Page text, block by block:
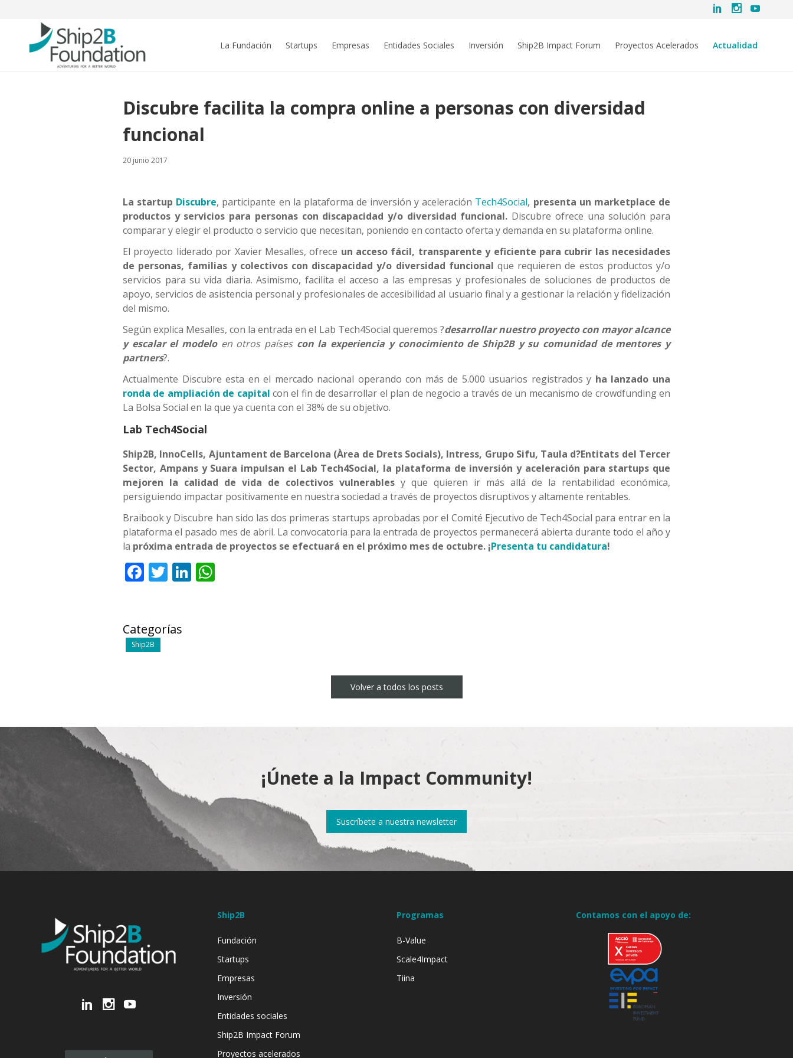
La Fundación Startups Empresas Entidades Sociales Inversión Ship2B Impact Forum Proyectos Acelerados Actualidad
Discubre facilita la compra online a personas con diversidad
funcional
20 junio 2017
La startup Discubre, participante en la plataforma de inversión y aceleración Tech4Social, presenta un marketplace de
productos y servicios para personas con discapacidad y/o diversidad funcional. Discubre ofrece una solución para
comparar y elegir el producto o servicio que necesitan, poniendo en contacto oferta y demanda en su plataforma online.
El proyecto liderado por Xavier Mesalles, ofrece un acceso fácil, transparente y eficiente para cubrir las necesidades
de personas, familias y colectivos con discapacidad y/o diversidad funcional que requieren de estos productos y/o
servicios para su vida diaria. Asimismo, facilita el acceso a las empresas y profesionales de soluciones de productos de
apoyo, servicios de asistencia personal y profesionales de accesibilidad al usuario final y a gestionar la relación y fidelización
del mismo.
Según explica Mesalles, con la entrada en el Lab Tech4Social queremos ?desarrollar nuestro proyecto con mayor alcance
y escalar el modeloen otros países con la experiencia y conocimiento de Ship2B y su comunidad de mentores y
partners?.
Actualmente Discubre esta en el mercado nacional operando con más de 5.000 usuarios registrados y ha lanzado una
ronda de ampliación de capital con el fin de desarrollar el plan de negocio a través de un mecanismo de crowdfunding en
La Bolsa Social en la que ya cuenta con el 38% de su objetivo.
Lab Tech4Social
Ship2B, InnoCells, Ajuntament de Barcelona (Àrea de Drets Socials), Intress, Grupo Sifu, Taula d?Entitats del Tercer
Sector, Ampans y Suara impulsan el Lab Tech4Social, la plataforma de inversión y aceleración para startups que
mejoren la calidad de vida de colectivos vulnerables y que quieren ir más allá de la rentabilidad económica,
persiguiendo impactar positivamente en nuestra sociedad a través de proyectos disruptivos y altamente rentables.
Braibook y Discubre han sido las dos primeras startups aprobadas por el Comité Ejecutivo de Tech4Social para entrar en la
plataforma el pasado mes de abril. La convocatoria para la entrada de proyectos permanecerá abierta durante todo el año y
la próxima entrada de proyectos se efectuará en el próximo mes de octubre. ¡Presenta tu candidatura!
Facebook
TwitterLinkedIn
Categorías
Ship2B
Volver a todos los posts
¡Únete a la Impact Community!
Suscríbete a nuestra newsletter
Ship2B
Fundación
Startups
Empresas
Inversión
Entidades sociales
Ship2B Impact Forum
Proyectos acelerados
Programas
B-Value
Scale4Impact
Tiina
Contamos con el apoyo de: